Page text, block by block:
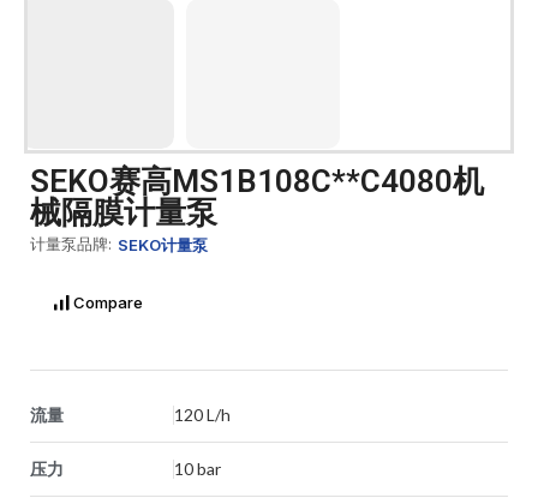
SEKO赛高MS1B108C**C4080机
械隔膜计量泵
计量泵品牌: SEKO计量泵
Compare
流量 120 L/h
压力 10 bar